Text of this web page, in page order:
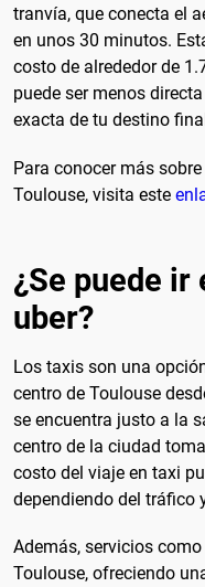
tranvía, que conecta el
en unos 30 minutos.
costo de alrededor de
puede ser menos
exacta de tu destino
Para conocer más
Toulouse, visita este
¿Se puede
uber?
Los taxis son una
centro de Toulouse
se encuentra justo a la
centro de la ciudad
costo del viaje en taxi
dependiendo del tráfico
Además, servicios
Toulouse, ofreciendo